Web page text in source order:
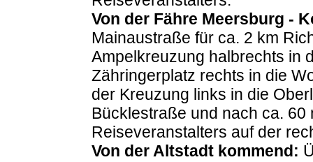
Von der Fähre Meersburg -
Mainaustraße für ca. 2 km
Ampelkreuzung halbrechts in
Zähringerplatz rechts in die
der Kreuzung links in die
Bücklestraße und nach ca.
Reiseveranstalters auf der
Von der Altstadt kommend: